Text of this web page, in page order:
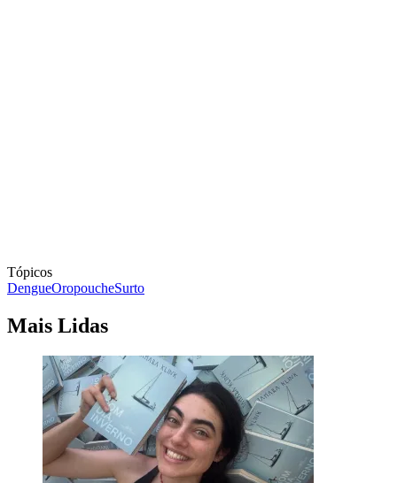
Tópicos
DengueOropoucheSurto
Mais Lidas